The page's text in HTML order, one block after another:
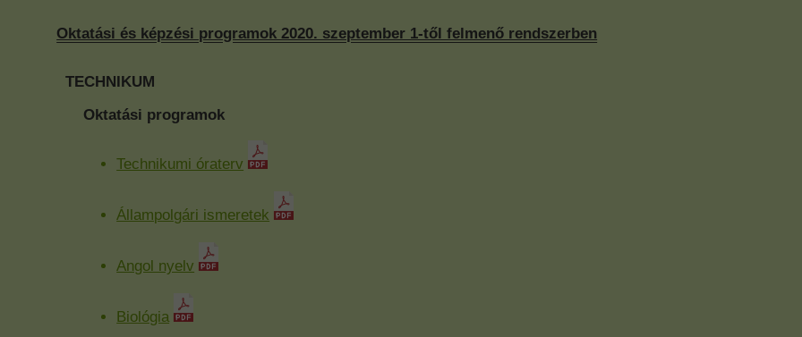
Oktatási és képzési programok 2020. szeptember 1-től felmenő rendszerben
TECHNIKUM
Oktatási programok
Technikumi óraterv
Állampolgári ismeretek
Angol nyelv
Biológia